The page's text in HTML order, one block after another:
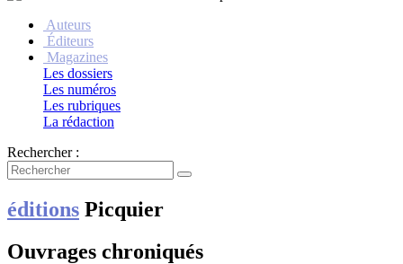
Auteurs
Éditeurs
Magazines
Les dossiers
Les numéros
Les rubriques
La rédaction
Rechercher :
éditions Picquier
Ouvrages chroniqués